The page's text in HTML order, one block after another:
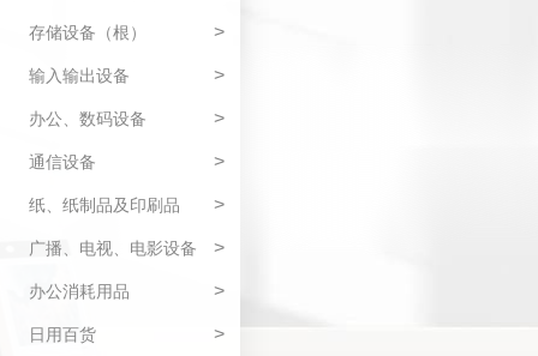
存储设备（根） >
输入输出设备 >
办公、数码设备 >
通信设备 >
纸、纸制品及印刷品 >
广播、电视、电影设备 >
办公消耗用品 >
日用百货 >